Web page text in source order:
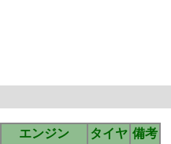
エンジン タイヤ 備考